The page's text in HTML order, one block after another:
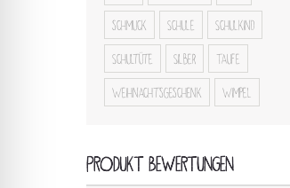
schmuck Schule Schulkind
Schultüte Silber Taufe
Weihnachtsgeschenk Wimpel
PRODUKT BEWERTUNGEN